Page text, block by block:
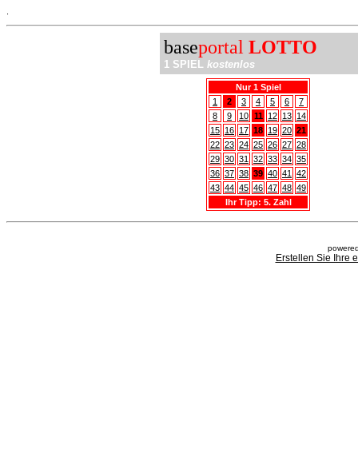
baseportal LOTTO
1 SPIEL kostenlos
Nur 1 Spiel
1
2 3 4 5 6
7
8
9 10 11 12 13 14
15 16 17 18 19 20 21
22 23 24 25 26 27 28
29 30 31 32 33 34 35
36 37 38 39 40 41
42
43 44 45 46 47 48 49
Ihr Tipp: 5. Zahl
Erstellen Sie Ihre